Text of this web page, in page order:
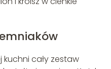
kuchni cały zestaw